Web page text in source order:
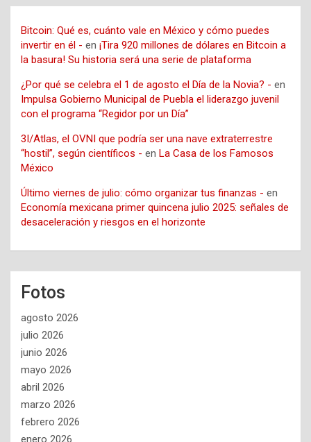
Bitcoin: Qué es, cuánto vale en México y cómo puedes
invertir en él - en ¡Tira 920 millones de dólares en Bitcoin a
la basura! Su historia será una serie de plataforma
¿Por qué se celebra el 1 de agosto el Día de la Novia? - en
Impulsa Gobierno Municipal de Puebla el liderazgo juvenil
con el programa “Regidor por un Día”
3I/Atlas, el OVNI que podría ser una nave extraterrestre
“hostil”, según científicos - en La Casa de los Famosos
México
Último viernes de julio: cómo organizar tus finanzas - en
Economía mexicana primer quincena julio 2025: señales de
desaceleración y riesgos en el horizonte
Fotos
agosto 2026
julio 2026
junio 2026
mayo 2026
abril 2026
marzo 2026
febrero 2026
enero 2026